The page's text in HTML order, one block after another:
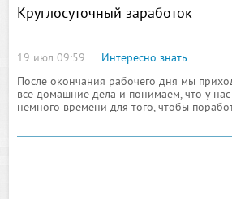
Круглосуточный заработок
19 июл 09:59
Интересно знать
После окончания рабочего дня мы
все домашние дела и понимаем, что у нас
немного времени для того, чтобы
если вы имеет свободное время,